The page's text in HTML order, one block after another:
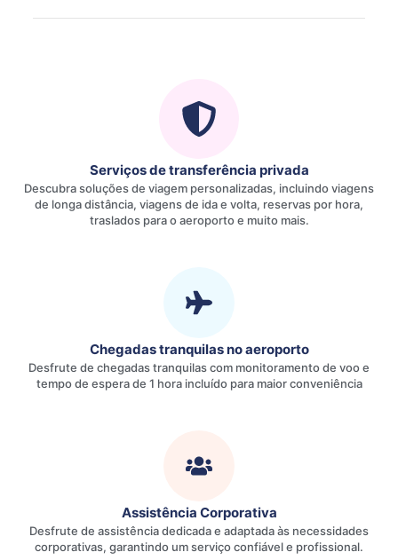
Serviços de transferência privada
Descubra soluções de viagem personalizadas, incluindo viagens
de longa distância, viagens de ida e volta, reservas por hora,
traslados para o aeroporto e muito mais.
Chegadas tranquilas no aeroporto
Desfrute de chegadas tranquilas com monitoramento de voo e
tempo de espera de 1 hora incluído para maior conveniência
Assistência Corporativa
Desfrute de assistência dedicada e adaptada às necessidades
corporativas, garantindo um serviço confiável e profissional.